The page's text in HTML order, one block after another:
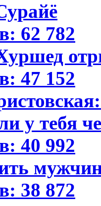
62 782
47 152
у тебя
40 992
38 872